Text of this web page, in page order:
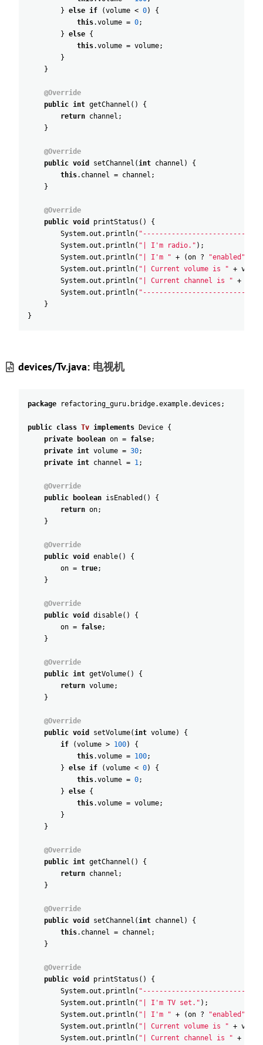
} else if (volume < 0)
{
this.volume = 0;
} else {
this.volume = volume;
}
}
@Override
public int getChannel ( )
{
return channel ;
}
@Override
public void setChannel (int channel )
{
this. channel = channel ;
}
@Override
public void printStatus ( )
{
System.out . println(
System.out . println( "| I'm radio." ) ;
System.out . println( "| I'm " + (on ? "enabled"
System.out . println( "| Current volume is " +
System.out . println( "| Current channel is " +
System.out . println(
}
}
devices/Tv.java:电视机
package refactoring_guru. bridge.example.devices ;
public class Tv implements Device {
private
boolean on = false;
private int volume = 30;
private int channel = 1;
@Override
public
boolean isEnabled ( )
{
return on;
}
@Override
public void enable( )
{
on = true;
}
@Override
public void disable( )
{
on = false;
}
@Override
public int getVolume( )
{
return volume;
}
@Override
public void setVolume(int volume)
{
if
(volume > 100)
{
this.volume = 100;
} else if (volume < 0)
{
this.volume = 0;
} else {
this.volume = volume;
}
}
@Override
public int getChannel ( )
{
return channel ;
}
@Override
public void setChannel (int channel )
{
this. channel = channel ;
}
@Override
public void printStatus ( )
{
System.out . println(
System.out . println( "| I'm TV set." ) ;
System.out . println( "| I'm " + (on ? "enabled"
System.out . println( "| Current volume is " +
System.out . println( "| Current channel is " +